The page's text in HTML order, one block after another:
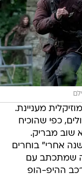
מעניינת.
כפי שהוכיח
שוב מבריק.
כלל, סרטים מסוגם של "28 שנה אחרי" בוחרים
שמתכתב עם
ההיפ-הופ